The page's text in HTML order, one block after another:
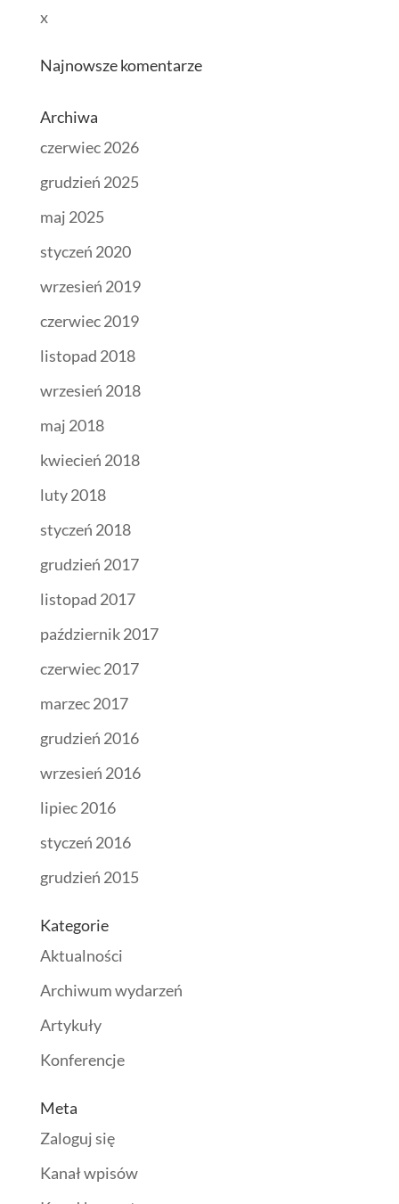
x
Najnowsze komentarze
Archiwa
czerwiec 2026
grudzień 2025
maj 2025
styczeń 2020
wrzesień 2019
czerwiec 2019
listopad 2018
wrzesień 2018
maj 2018
kwiecień 2018
luty 2018
styczeń 2018
grudzień 2017
listopad 2017
październik 2017
czerwiec 2017
marzec 2017
grudzień 2016
wrzesień 2016
lipiec 2016
styczeń 2016
grudzień 2015
Kategorie
Aktualności
Archiwum wydarzeń
Artykuły
Konferencje
Meta
Zaloguj się
Kanał wpisów